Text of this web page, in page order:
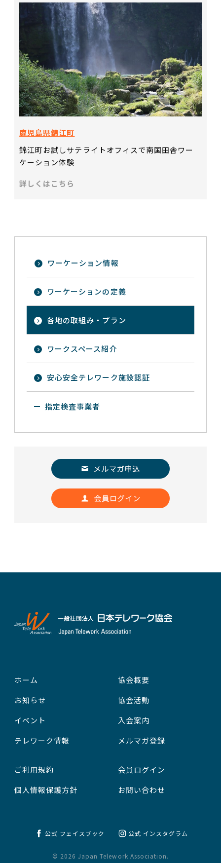
鹿児島県錦江町
錦江町お試しサテライトオフィスで南国田舎ワー
ケーション体験
詳しくはこちら
ワーケーション情報
ワーケーションの定義
各地の取組み・プラン
ワークスペース紹介
安心安全テレワーク施設認証
指定検査事業者
ホーム
お知らせ
イベント
テレワーク情報
協会概要
協会活動
入会案内
メルマガ登録
ご利用規約
個人情報保護方針
会員ログイン
お問い合わせ
公式 フェイスブック 公式 インスタグラム
© 2026 Japan Telework Association.